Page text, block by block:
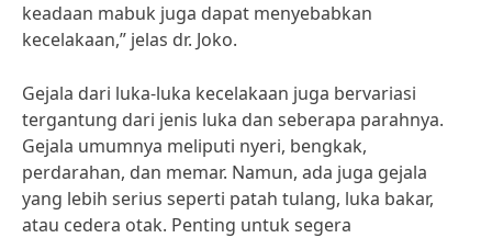
keadaan mabuk juga dapat menyebabkan
kecelakaan,” jelas dr. Joko.
Gejala dari luka-luka kecelakaan juga bervariasi
tergantung dari jenis luka dan seberapa parahnya.
Gejala umumnya meliputi nyeri, bengkak,
perdarahan, dan memar. Namun, ada juga gejala
yang lebih serius seperti patah tulang, luka bakar,
atau cedera otak. Penting untuk segera